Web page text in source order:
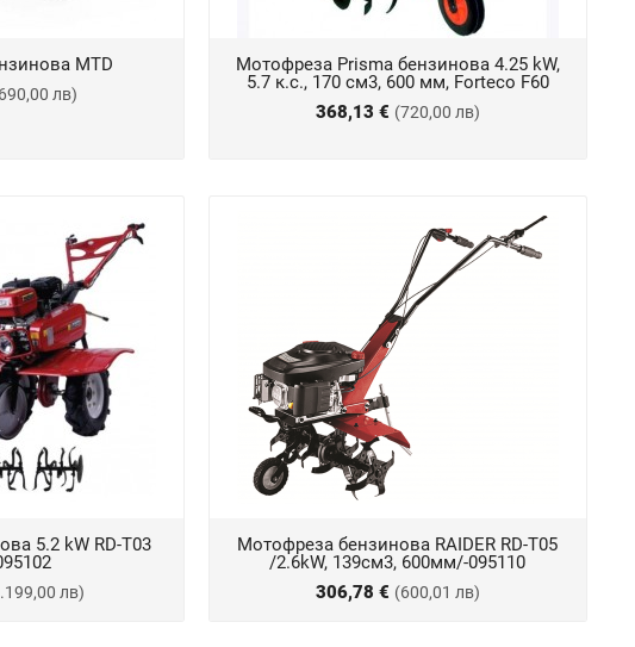
MTD
лв)
Мотофреза Prisma бензинова 4.25 kW,
5.7 к.с., 170 см3, 600 мм, Forteco F60
368,13 € (720,00 лв)
5.2 kW RD-T03
лв)
Мотофреза бензинова RAIDER RD-T05
/2.6kW, 139см3, 600мм/-095110
306,78 € (600,01 лв)